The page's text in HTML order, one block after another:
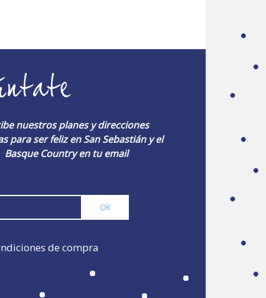
nuestros planes y direcciones
para ser feliz en San Sebastián y el
Basque Country en tu email
de compra